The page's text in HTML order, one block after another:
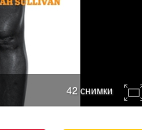
42 снимки